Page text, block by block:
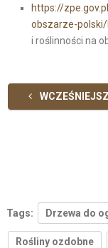
https://
obszarze-polski/
i roślinności na
Tags: Drzewa do
Rośliny ozdobne